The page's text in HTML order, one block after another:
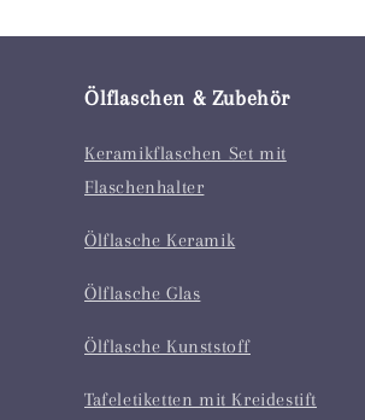
Ölflaschen & Zubehör
Keramikflaschen Set mit
Flaschenhalter
Ölflasche Keramik
Ölflasche Glas
Ölflasche Kunststoff
Tafeletiketten mit Kreidestift